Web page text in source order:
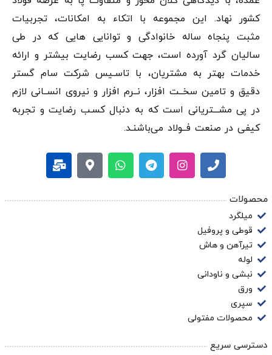
کشور نهاد. این مجموعه با اتکاء به امکانات، تجربیات
مثبت پنجاه ساله خانوادگی و توانایی هایی که در طی
سالیان گرد آورده است، جهت کسب رضایت بیشتر و ارائه
خدمات بهتر به مشتریان، با تاسـیس شرکت سام گستر
دقيق و تامین سخــت افزار، نــرم افزار و نیروی انســانی لازم
در پی مشـــتریانی است که به دنبال کسـب رضایت و تجربه
کیفی در صنعت فــولاد می‌باشنـد.
محصولات
میلگرد
قوطی و پروفیل
تیرآهن و هاش
لوله
نبشی و ناودانی
ورق
سپری
محصولات مفتولی
دسترسی سریع